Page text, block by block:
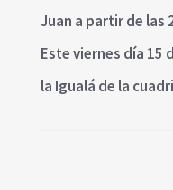
Juan a partir de las
Este viernes día 15
la Igualá de la